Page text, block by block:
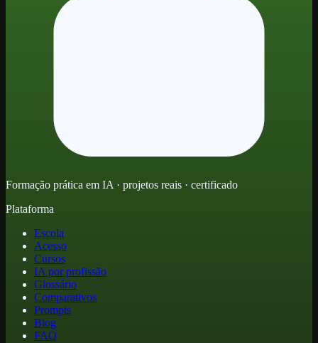
Formação prática em IA · projetos reais · certificado
Plataforma
Escola
Acesso
Cursos
IA por profissão
Glossário
Comparativos
Prompts
Blog
FAQ